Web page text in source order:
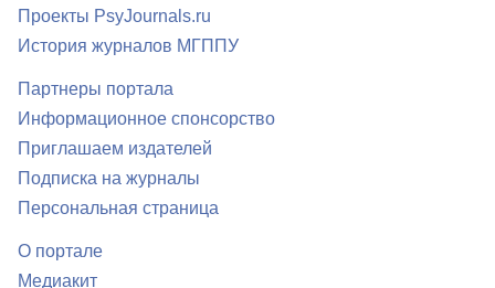
Проекты PsyJournals.ru
История журналов МГППУ
Партнеры портала
Информационное спонсорство
Приглашаем издателей
Подписка на журналы
Персональная страница
О портале
Медиакит